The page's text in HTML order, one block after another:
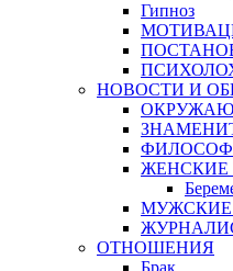
Гипноз
НОВОСТИ И
ОТНОШЕНИЯ
Брак